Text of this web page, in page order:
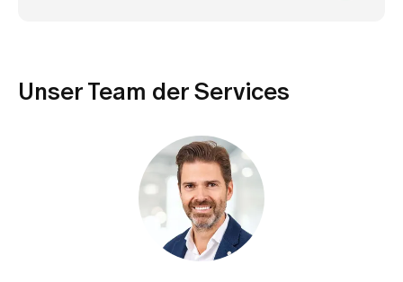
Unser Team der Services